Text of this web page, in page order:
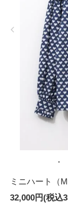
ミニハート（
32,000円(税込